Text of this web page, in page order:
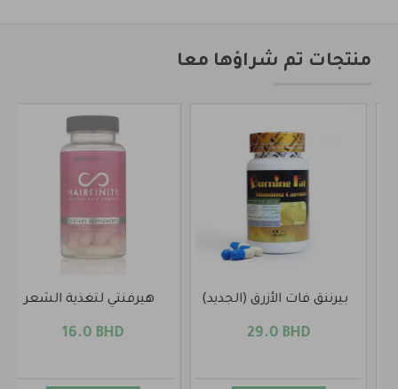
منتجات تم شراؤها معا
بيرننق فات الأزرق (الجديد)
29.0 BHD
هيرفنتي لتغذية الشعر
16.0 BHD